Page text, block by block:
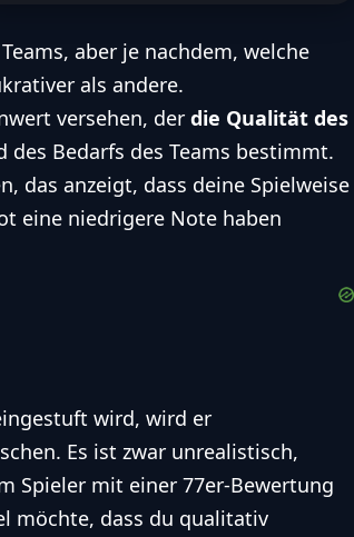
aber je nachdem, welche
als andere.
versehen, der die Qualität des
Bedarfs des Teams bestimmt.
das anzeigt, dass deine Spielweise
eine niedrigere Note haben
wird, wird er
Es ist zwar unrealistisch,
Spieler mit einer 77er-Bewertung
möchte, dass du qualitativ